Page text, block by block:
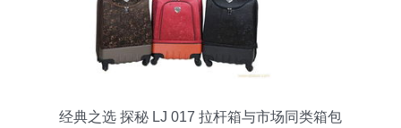
经典之选 探秘 LJ 017 拉杆箱与市场同类箱包